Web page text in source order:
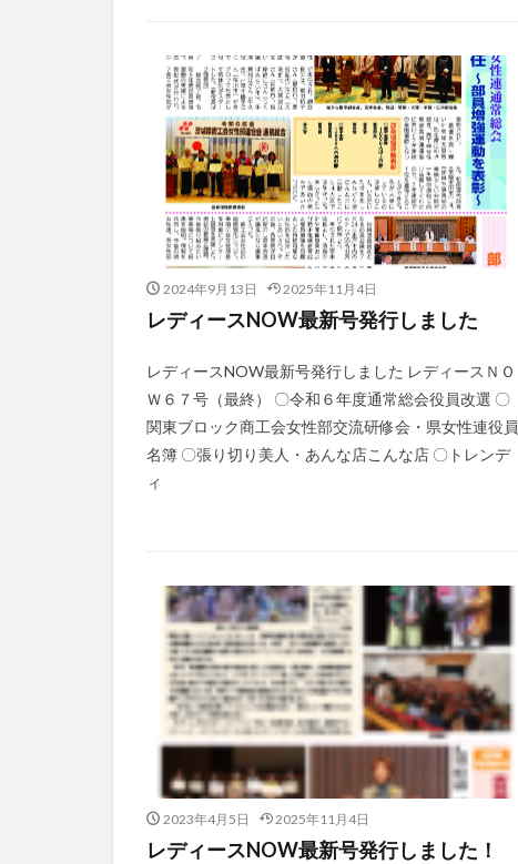
2024年9月13日 2025年11月4日
レディースNOW最新号発行しました
レディースNOW最新号発行しました レディースＮＯ
Ｗ６７号（最終） 〇令和６年度通常総会役員改選 〇
関東ブロック商工会女性部交流研修会・県女性連役員
名簿 〇張り切り美人・あんな店こんな店 〇トレンデ
ィ
2023年4月5日 2025年11月4日
レディースNOW最新号発行しました！